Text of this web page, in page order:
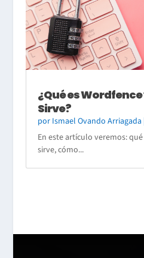
¿Qué es
Sirve?
por Ismael Ovando Arriagada
En este artículo veremos:
sirve, cómo...